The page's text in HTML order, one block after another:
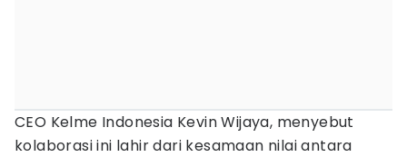
CEO Kelme Indonesia Kevin Wijaya, menyebut
kolaborasi ini lahir dari kesamaan nilai antara